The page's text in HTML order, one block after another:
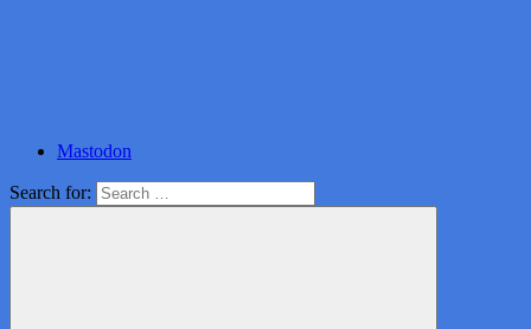
Mastodon
Search for: